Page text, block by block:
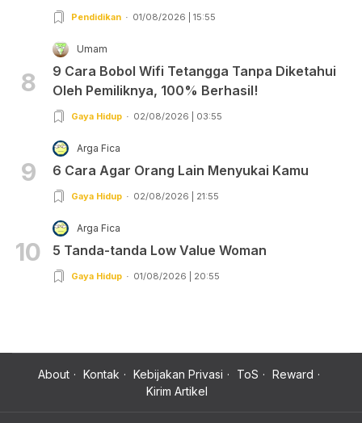
Pendidikan 01/08/2026 | 15:55
8
Umam
9 Cara Bobol Wifi Tetangga Tanpa Diketahui
Oleh Pemiliknya, 100% Berhasil!
Gaya Hidup 02/08/2026 | 03:55
9
Arga Fica
6 Cara Agar Orang Lain Menyukai Kamu
Gaya Hidup 02/08/2026 | 21:55
10
Arga Fica
5 Tanda-tanda Low Value Woman
Gaya Hidup 01/08/2026 | 20:55
About Kontak Kebijakan Privasi ToS
Reward
Kirim Artikel